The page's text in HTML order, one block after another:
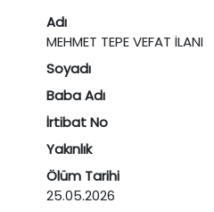
Adı
MEHMET TEPE VEFAT İLANI
Soyadı
Baba Adı
İrtibat No
Yakınlık
Ölüm Tarihi
25.05.2026